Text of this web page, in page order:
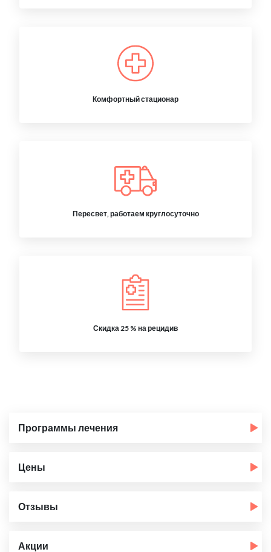
Комфортный стационар
Пересвет, работаем круглосуточно
Скидка 25 % на рецидив
Программы лечения
Цены
Отзывы
Акции